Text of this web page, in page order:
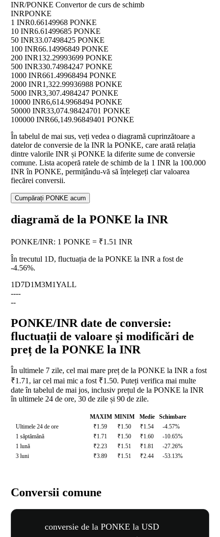
INR/PONKE Convertor de curs de schimb
INRPONKE
1 INR0.66149968 PONKE
10 INR6.61499685 PONKE
50 INR33.07498425 PONKE
100 INR66.14996849 PONKE
200 INR132.29993699 PONKE
500 INR330.74984247 PONKE
1000 INR661.49968494 PONKE
2000 INR1,322.99936988 PONKE
5000 INR3,307.4984247 PONKE
10000 INR6,614.9968494 PONKE
50000 INR33,074.98424701 PONKE
100000 INR66,149.96849401 PONKE
În tabelul de mai sus, veți vedea o diagramă cuprinzătoare a
datelor de conversie de la INR la PONKE, care arată relația
dintre valorile INR și PONKE la diferite sume de conversie
comune. Lista acoperă ratele de schimb de la 1 INR la 100.000
INR în PONKE, permițându-vă să înțelegeți clar valoarea
fiecărei conversii.
Cumpărați PONKE acum
diagramă de la PONKE la INR
PONKE/INR: 1 PONKE = ₹1.51 INR
În trecutul 1D, fluctuația de la PONKE la INR a fost de
-4.56%.
1D7D1M3M1YALL
----
--
PONKE/INR date de conversie:
fluctuații de valoare și modificări de
preț de la PONKE la INR
În ultimele 7 zile, cel mai mare preț de la PONKE la INR a fost
₹1.71, iar cel mai mic a fost ₹1.50. Puteți verifica mai multe
date în tabelul de mai jos, inclusiv prețul de la PONKE la INR
în ultimele 24 de ore, 30 de zile și 90 de zile.
MAXIM MINIM Medie
Schimbare
Ultimele 24 de ore
₹1.59 ₹1.50 ₹1.54
-4.57%
1 săptămână
₹1.71 ₹1.50 ₹1.60
-10.65%
1 lună
₹2.23 ₹1.51 ₹1.81
-27.26%
3 luni
₹3.89 ₹1.51 ₹2.44 -53.13%
Conversii comune
conversie de la PONKE la USD